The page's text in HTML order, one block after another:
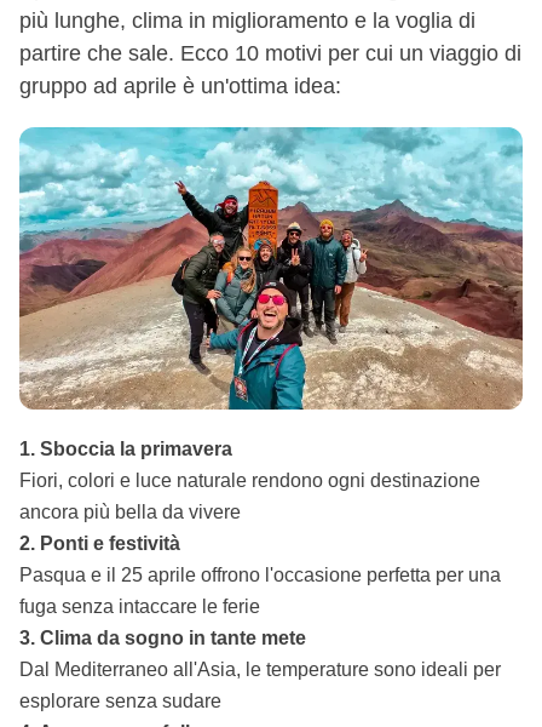
più lunghe, clima in miglioramento e la voglia di
partire che sale. Ecco 10 motivi per cui un viaggio di
gruppo ad aprile è un'ottima idea:
1. Sboccia la primavera
Fiori, colori e luce naturale rendono ogni destinazione
ancora più bella da vivere
2. Ponti e festività
Pasqua e il 25 aprile offrono l'occasione perfetta per una
fuga senza intaccare le ferie
3. Clima da sogno in tante mete
Dal Mediterraneo all'Asia, le temperature sono ideali per
esplorare senza sudare